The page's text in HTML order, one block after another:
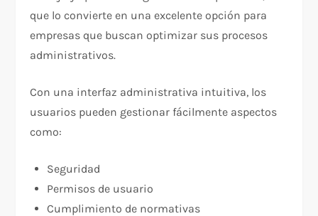
que lo convierte en una excelente opción para
empresas que buscan optimizar sus procesos
administrativos.
Con una interfaz administrativa intuitiva, los
usuarios pueden gestionar fácilmente aspectos
como:
Seguridad
Permisos de usuario
Cumplimiento de normativas